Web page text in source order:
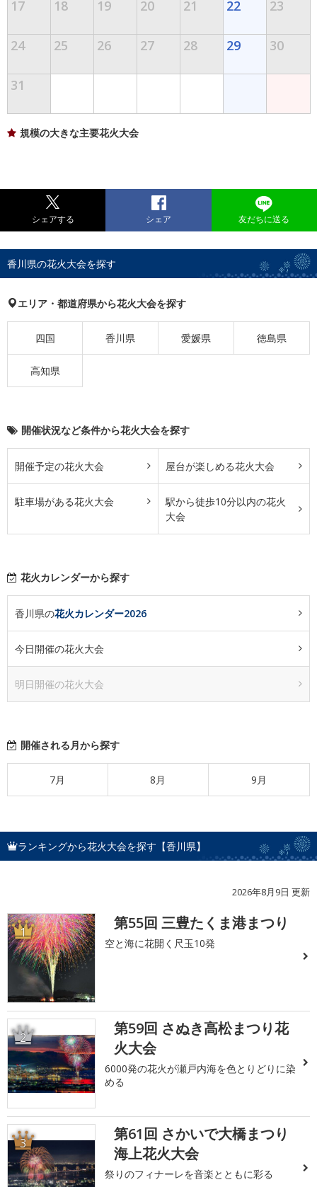
17 18 19 20 21 22 23
24 25 26 27 28 29 30
31
規模の大きな主要花火大会
シェアする シェア 友だちに送る
香川県の花火大会を探す
エリア・都道府県から花火大会を探す
四国 香川県 愛媛県 徳島県
高知県
開催状況など条件から花火大会を探す
開催予定の花火大会 屋台が楽しめる花火大会
駐車場がある花火大会
駅から徒歩10分以内の花火
大会
花火カレンダーから探す
香川県の花火カレンダー2026
今日開催の花火大会
明日開催の花火大会
開催される月から探す
7月 8月 9月
ランキングから花火大会を探す【香川県】
2026年8月9日 更新
1 第55回 三豊たくま港まつり
空と海に花開く尺玉10発
2
第59回 さぬき高松まつり花
火大会
6000発の花火が瀬戸内海を色とりどりに染
める
3
第61回 さかいで大橋まつり
海上花火大会
祭りのフィナーレを音楽とともに彩る